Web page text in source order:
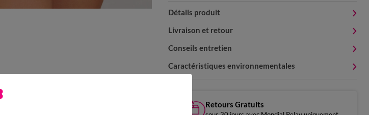
Détails produit
Livraison et retour
Conseils entretien
Caractéristiques environnementales
Retours Gratuits